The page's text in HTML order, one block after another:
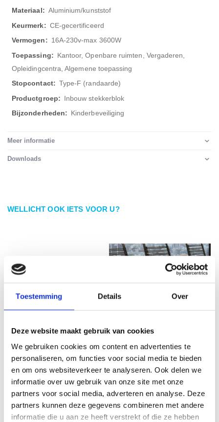
Toestemming Details Over
Deze website maakt gebruik van cookies
We gebruiken cookies om content en advertenties te
personaliseren, om functies voor social media te bieden
en om ons websiteverkeer te analyseren. Ook delen we
informatie over uw gebruik van onze site met onze
partners voor social media, adverteren en analyse. Deze
partners kunnen deze gegevens combineren met andere
informatie die u aan ze heeft verstrekt of die ze hebben
Aluminium/kunststof
CE-gecertificeerd
16A-230v-max 3600W
Kantoor, Openbare ruimten, Vergaderen,
Opleidingcentra, Algemene toepassing
Type-F (randaarde)
Inbouw stekkerblok
Kinderbeveiliging
Meer informatie
Downloads
WELLICHT OOK IETS VOOR U?
Power frame cover
1xstopcontact, usb lader
1xcustom module
€ 222,45
Venid inbouw stekkerdoos 4
stopcontacten, 2 USB laders
en 3 custom modules
€ 307,67